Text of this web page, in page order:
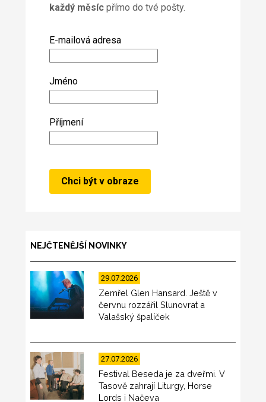
každý měsícpřímo do tvé pošty.
E-mailová adresa
Jméno
Příjmení
NEJČTENĚJŠÍ NOVINKY
29.07.2026
Zemřel Glen Hansard. Ještě v
červnu rozzářil Slunovrat a
Valašský špalíček
27.07.2026
Festival Beseda je za dveřmi. V
Tasově zahrají Liturgy, Horse
Lords i Načeva